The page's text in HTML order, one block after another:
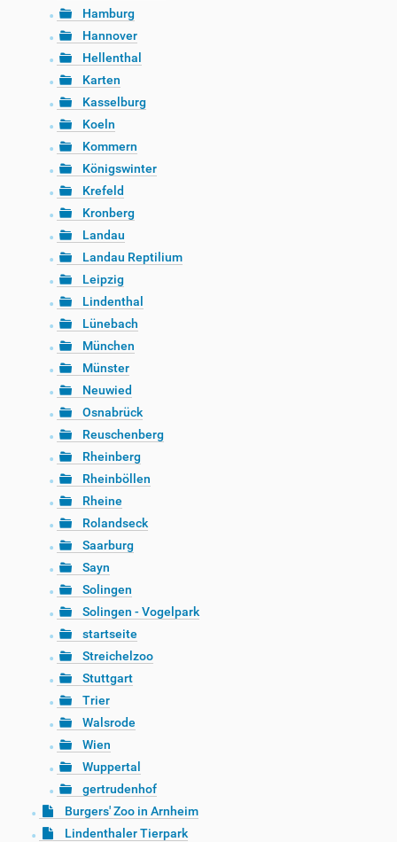
Hamburg
Hannover
Hellenthal
Karten
Kasselburg
Koeln
Kommern
Königswinter
Krefeld
Kronberg
Landau
Landau Reptilium
Leipzig
Lindenthal
Lünebach
München
Münster
Neuwied
Osnabrück
Reuschenberg
Rheinberg
Rheinböllen
Rheine
Rolandseck
Saarburg
Sayn
Solingen
Solingen - Vogelpark
startseite
Streichelzoo
Stuttgart
Trier
Walsrode
Wien
Wuppertal
gertrudenhof
Burgers' Zoo in Arnheim
Lindenthaler Tierpark